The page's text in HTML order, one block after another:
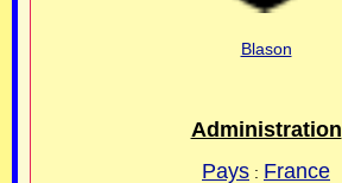
Blason
Administration
Pays : France